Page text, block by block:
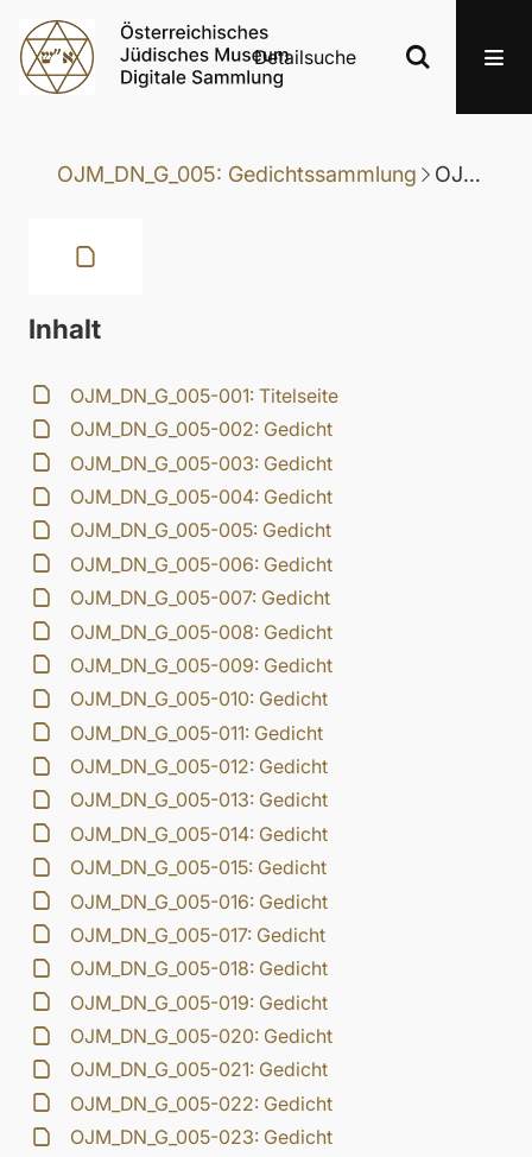
Detailsuche
OJM_DN_G_005: Gedichtssammlung OJM_DN_G_005-017: Gedicht
Inhalt
OJM_DN_G_005-001: Titelseite
OJM_DN_G_005-002: Gedicht
OJM_DN_G_005-003: Gedicht
OJM_DN_G_005-004: Gedicht
OJM_DN_G_005-005: Gedicht
OJM_DN_G_005-006: Gedicht
OJM_DN_G_005-007: Gedicht
OJM_DN_G_005-008: Gedicht
OJM_DN_G_005-009: Gedicht
OJM_DN_G_005-010: Gedicht
OJM_DN_G_005-011: Gedicht
OJM_DN_G_005-012: Gedicht
OJM_DN_G_005-013: Gedicht
OJM_DN_G_005-014: Gedicht
OJM_DN_G_005-015: Gedicht
OJM_DN_G_005-016: Gedicht
OJM_DN_G_005-017: Gedicht
OJM_DN_G_005-018: Gedicht
OJM_DN_G_005-019: Gedicht
OJM_DN_G_005-020: Gedicht
OJM_DN_G_005-021: Gedicht
OJM_DN_G_005-022: Gedicht
OJM_DN_G_005-023: Gedicht